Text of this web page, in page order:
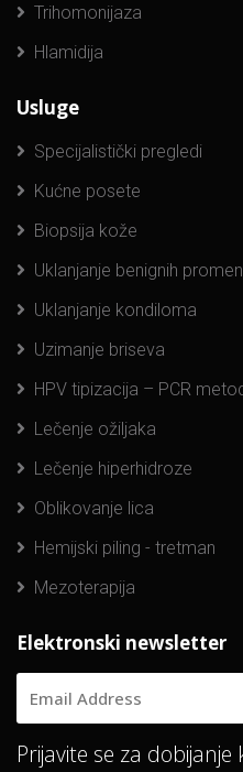
Trihomonijaza
Hlamidija
Usluge
Specijalistički pregledi
Kućne posete
Biopsija kože
Uklanjanje benignih
Uklanjanje kondiloma
Uzimanje briseva
HPV tipizacija – PCR
Lečenje ožiljaka
Lečenje hiperhidroze
Oblikovanje lica
Hemijski piling - tretman
Mezoterapija
Elektronski newsletter
Prijavite se za dobijanje